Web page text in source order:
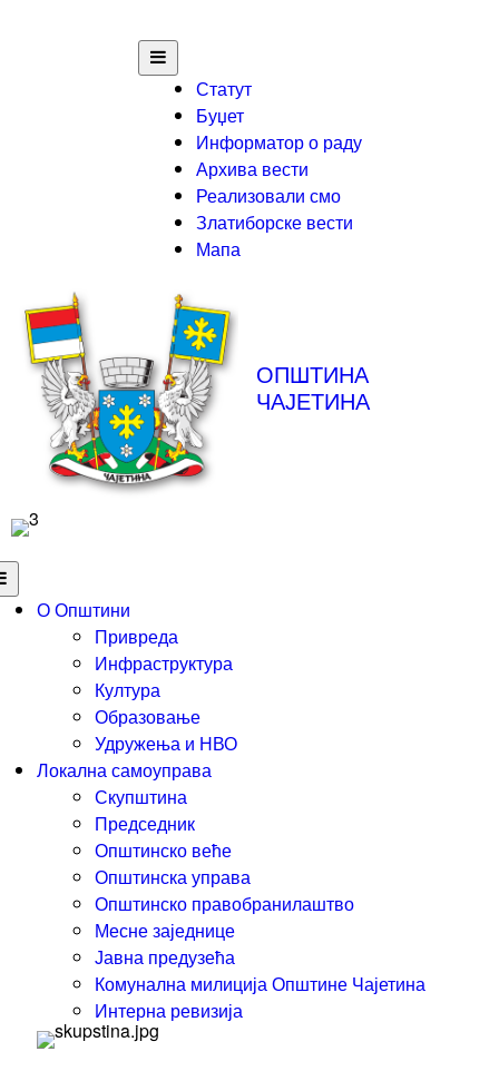
Статут
Буџет
Информатор о раду
Архива вести
Реализовали смо
Златиборске вести
Мапа
ОПШТИНА
ЧАЈЕТИНА
О Општини
Привреда
Инфраструктура
Култура
Образовање
Удружења и НВО
Локална самоуправа
Скупштина
Председник
Општинско веће
Општинска управа
Општинско правобранилаштво
Месне заједнице
Јавна предузећа
Комунална милиција Општине Чајетина
Интерна ревизија